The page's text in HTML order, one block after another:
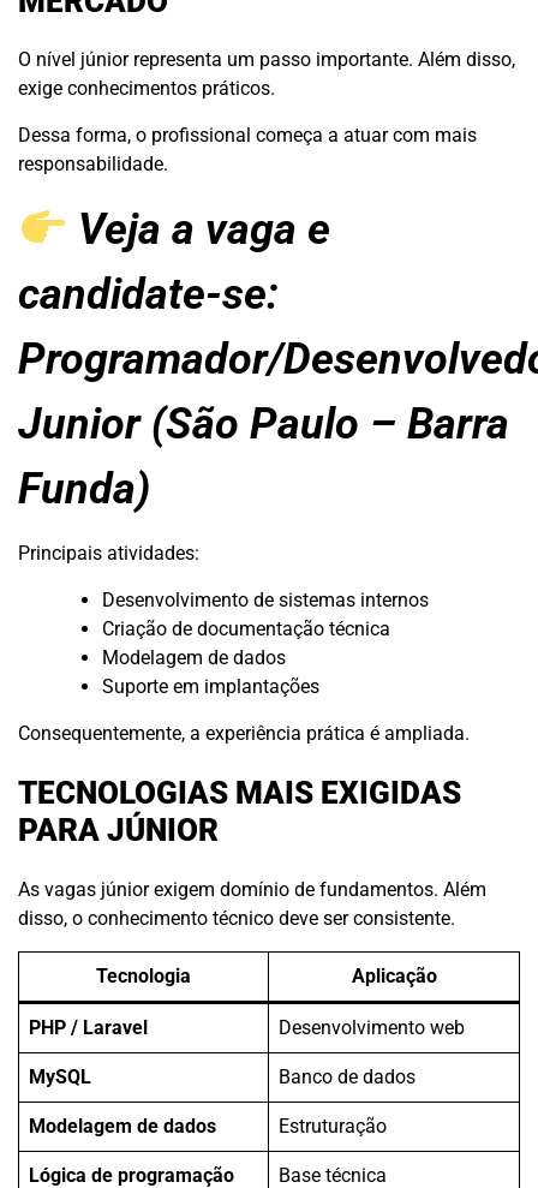
O nível júnior representa um passo importante. Além disso,
exige conhecimentos práticos.
Dessa forma, o profissional começa a atuar com mais
responsabilidade.
Veja a vaga e
candidate-se:
Programador/
Junior (São Paulo – Barra
Funda)
Principais atividades:
Desenvolvimento de sistemas internos
Criação de documentação técnica
Modelagem de dados
Suporte em implantações
Consequentemente, a experiência prática é ampliada.
TECNOLOGIAS MAIS EXIGIDAS
PARA JÚNIOR
As vagas júnior exigem domínio de fundamentos. Além
disso, o conhecimento técnico deve ser consistente.
Tecnologia Aplicação
PHP / Laravel Desenvolvimento web
MySQL Banco de dados
Modelagem de dados Estruturação
Lógica de programação Base técnica